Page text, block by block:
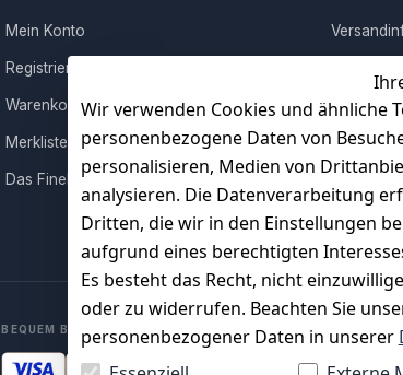
Wir verwenden Cookies und ähnliche
personenbezogene Daten von
personalisieren, Medien von
analysieren. Die Datenverarbeitung
Dritten, die wir in den Einstellungen
aufgrund eines berechtigten
Es besteht das Recht, nicht
oder zu widerrufen. Beachten Sie
personenbezogener Daten in unserer
Mein Konto
Registrieren
Warenkorb
Merkliste
Das FineBuy-Magazin
Vertrag
BEQUEM BEZAHLEN MIT